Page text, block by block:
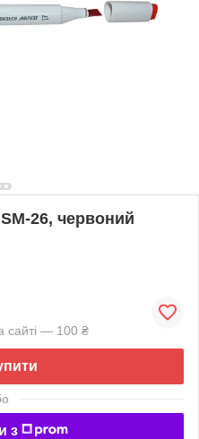
26, червоний
сайті — 100 ₴
з